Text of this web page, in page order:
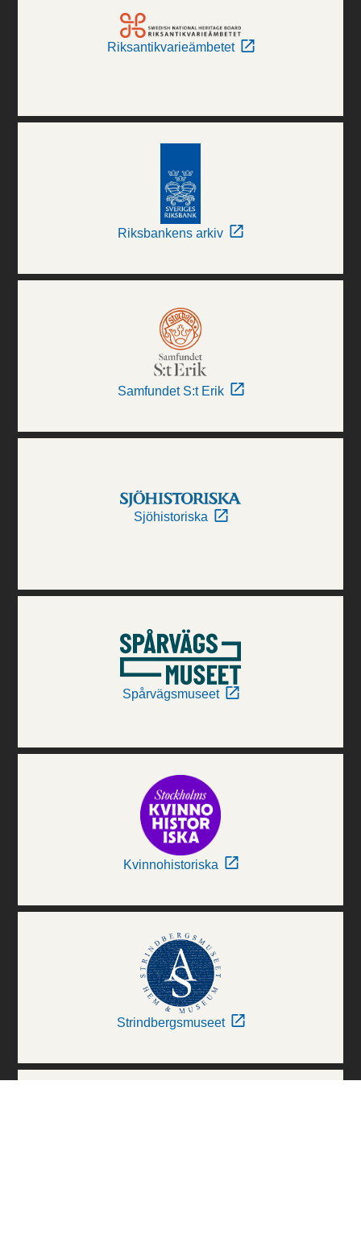
Riksantikvarieämbetet
Riksbankens arkiv
Samfundet S:t Erik
Sjöhistoriska
Spårvägsmuseet
Kvinnohistoriska
Strindbergsmuseet